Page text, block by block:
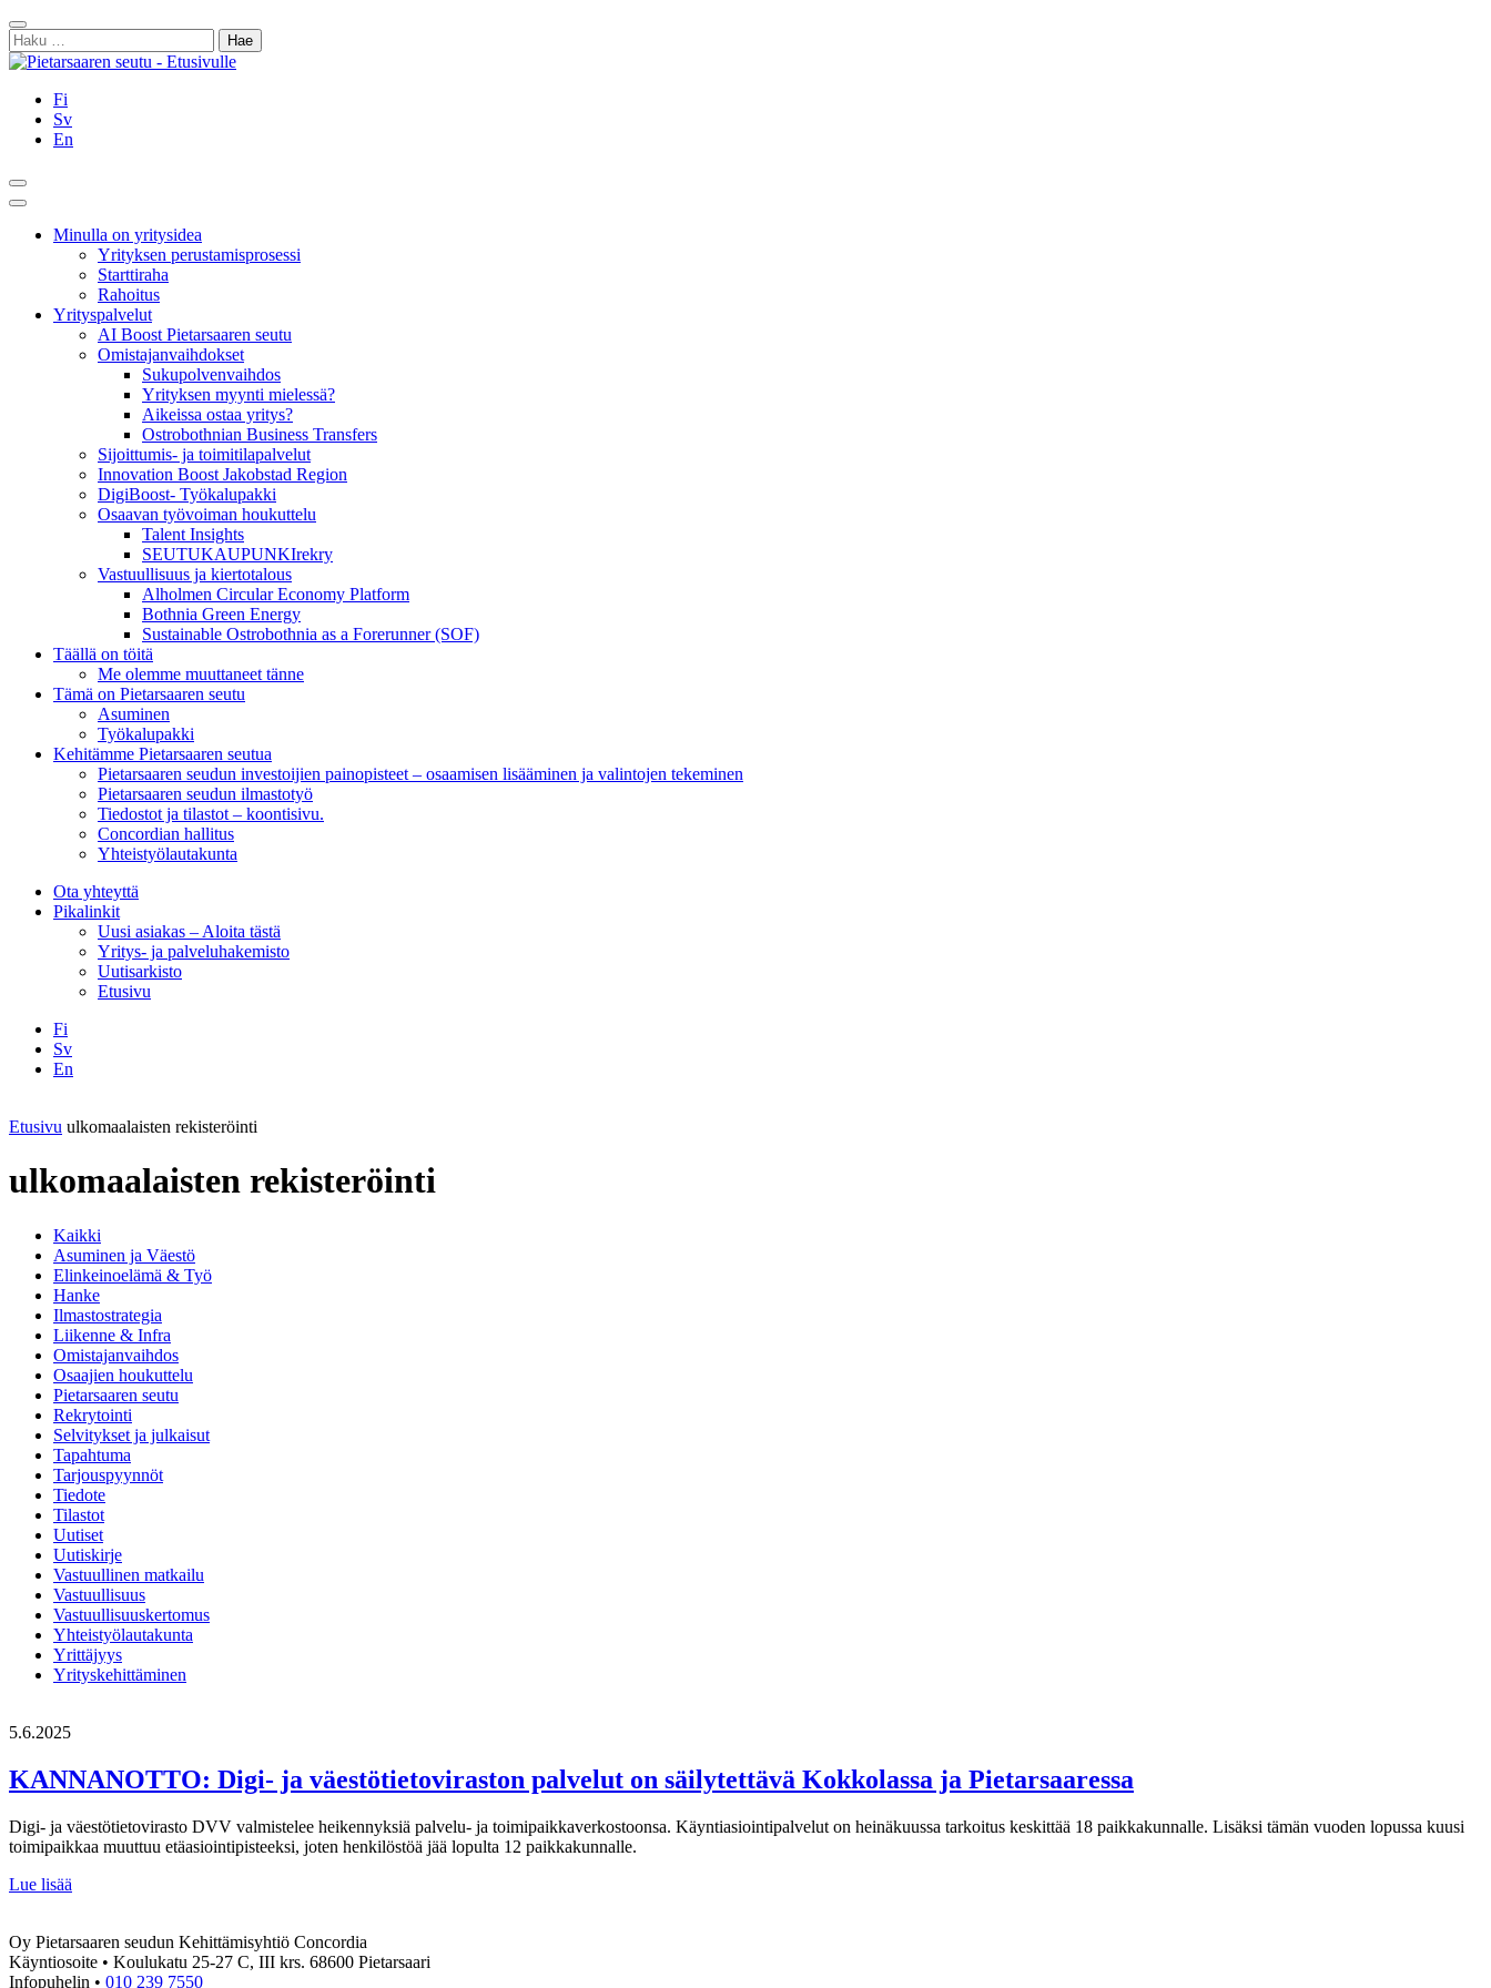
Siirry
sisältöön
Sulje
Haku:
Fi
Sv
En
Hae
Päävalikko
Minulla on yritysidea
Yrityksen perustamisprosessi
Starttiraha
Rahoitus
Yrityspalvelut
AI Boost Pietarsaaren seutu
Omistajanvaihdokset
Sukupolvenvaihdos
Yrityksen myynti mielessä?
Aikeissa ostaa yritys?
Ostrobothnian Business Transfers
Sijoittumis- ja toimitilapalvelut
Innovation Boost Jakobstad Region
DigiBoost- Työkalupakki
Osaavan työvoiman houkuttelu
Talent Insights
SEUTUKAUPUNKIrekry
Vastuullisuus ja kiertotalous
Alholmen Circular Economy Platform
Bothnia Green Energy
Sustainable Ostrobothnia as a Forerunner (SOF)
Täällä on töitä
Me olemme muuttaneet tänne
Tämä on Pietarsaaren seutu
Asuminen
Työkalupakki
Kehitämme Pietarsaaren seutua
Pietarsaaren seudun investoijien painopisteet – osaamisen lisääminen ja valintojen tekeminen
Pietarsaaren seudun ilmastotyö
Tiedostot ja tilastot – koontisivu.
Concordian hallitus
Yhteistyölautakunta
Ota yhteyttä
Pikalinkit
Uusi asiakas – Aloita tästä
Yritys- ja palveluhakemisto
Uutisarkisto
Etusivu
Fi
Sv
En
Etusivu ulkomaalaisten rekisteröinti
ulkomaalaisten rekisteröinti
Kaikki
Asuminen ja Väestö
Elinkeinoelämä & Työ
Hanke
Ilmastostrategia
Liikenne & Infra
Omistajanvaihdos
Osaajien houkuttelu
Pietarsaaren seutu
Rekrytointi
Selvitykset ja julkaisut
Tapahtuma
Tarjouspyynnöt
Tiedote
Tilastot
Uutiset
Uutiskirje
Vastuullinen matkailu
Vastuullisuus
Vastuullisuuskertomus
Yhteistyölautakunta
Yrittäjyys
Yrityskehittäminen
5.6.2025
KANNANOTTO: Digi- ja väestötietoviraston palvelut on säilytettävä Kokkolassa ja Pietarsaaressa
Digi- ja väestötietovirasto DVV valmistelee heikennyksiä palvelu- ja toimipaikkaverkostoonsa. Käyntiasiointipalvelut on heinäkuussa tarkoitus keskittää 18 paikkakunnalle. Lisäksi tämän vuoden lopussa kuusi
toimipaikkaa muuttuu etäasiointipisteeksi, joten henkilöstöä jää lopulta 12 paikkakunnalle.
Lue lisää
väestötietoviraston
palvelut
on
Oy Pietarsaaren seudun Kehittämisyhtiö Concordia
Käyntiosoite • Koulukatu 25-27 C, III krs. 68600 Pietarsaari
Infopuhelin • 010 239 7550